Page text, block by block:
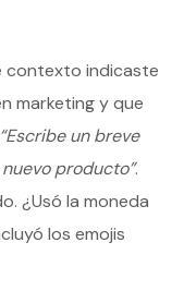
contexto indicaste
marketing y que
“Escribe un breve
producto”.
¿Usó la moneda
los emojis